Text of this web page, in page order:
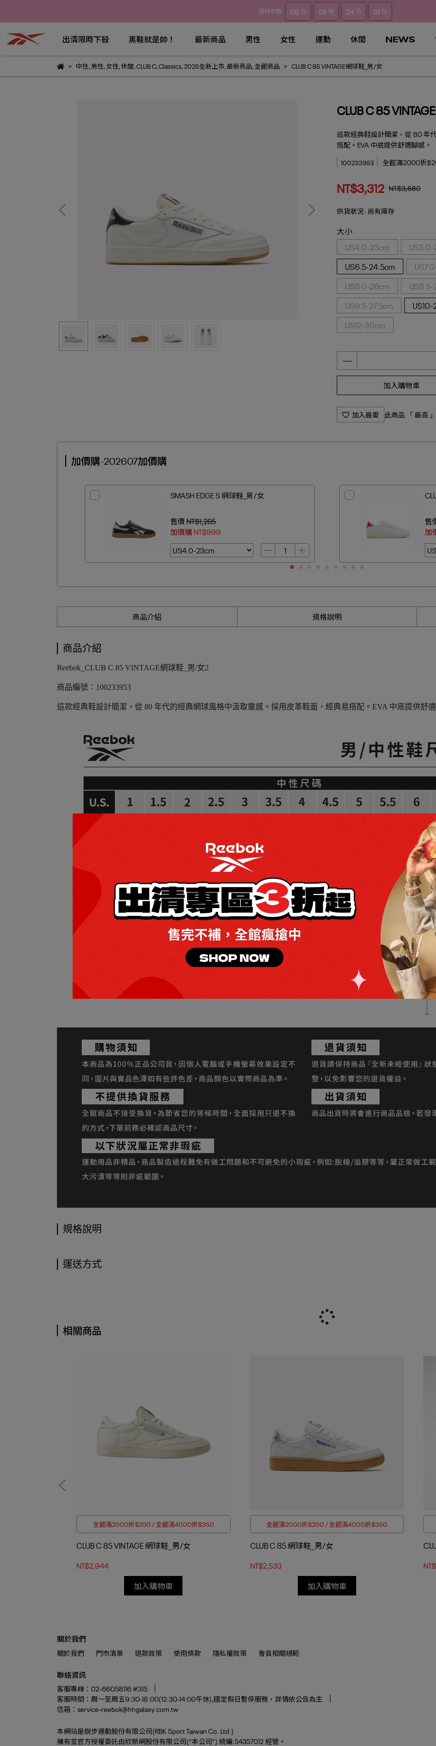
限時倒數 09 日 05 時 24 分 00 秒
出清限時下殺 黑鞋就是帥！ 最新商品 男性 女性 運動 休閒 NEWS
中性,男性,女性,休閒,CLUB C,Classics,2025全新上市,最新商品,全館商品 CLUB C 85 VINTAGE網球鞋_男/女
CLUB C 85
這款經典鞋設計簡潔，從 80 年
搭配。EVA 中底提供舒適腳感。
100233953 全館滿2000折
NT$3,312 NT$3,680
供貨狀況: 尚有庫存
大小
US4.0-23cm
US6.5-24.5cm
US8.0-26cm
US9.5-27.5cm
US12-30cm
加入購物車
加入最愛 此商品 「 最高
加價購-202607加價購
SMASH EDGE S 網球鞋_男/女
售價NT$1,285
加價購NT$999
售
加
商品介紹 規格說明
商品介紹
Reebok_CLUB C 85 VINTAGE網球鞋_男/女2
商品編號：100233953
這款經典鞋設計簡潔，從 80 年代的經典網球風格中汲取靈感。採用皮革鞋面，經典易搭配。EVA 中底提供舒
規格說明
運送方式
相關商品
全館滿2000折$200 / 全館滿4000折$350
CLUB C 85 VINTAGE 網球鞋_男/女
NT$2,944
加入購物車
全館滿2000折$200 / 全館滿4000折$350
CLUB C 85 網球鞋_男/女
NT$2,533
加入購物車
關於我們
關於我們 門市清單 退款政策 使用條款 隱私權政策 會員相關規範
聯絡資訊
客服專線：02-66058116 #315
客服時間：周一至周五9:30-18:00(12:30-14:00午休),國定假日暫停服務，詳情依公告為主
信箱：service-reebok@hhgalaxy.com.tw
本網站是銳步運動股份有限公司(RBK Sport Taiwan Co. Ltd.)
擁有並官方授權委託由欣新網股份有限公司(“本公司”) 統編:54357012 經營。